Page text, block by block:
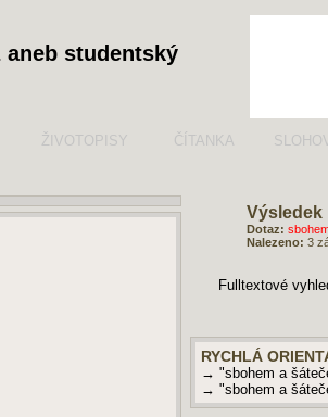
aneb studentský
ŽIVOTOPISY ČÍTANKA
Výsledek
Dotaz:
Nalezeno: 3
Fulltextové
RYCHLÁ
→ "sbohem a
→ "sbohem a